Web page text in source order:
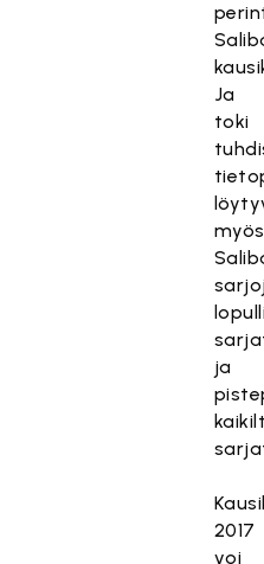
Ja
toki
myös
ja
2017
voi